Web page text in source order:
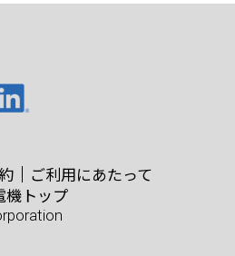
ご利用にあたって
機トップ